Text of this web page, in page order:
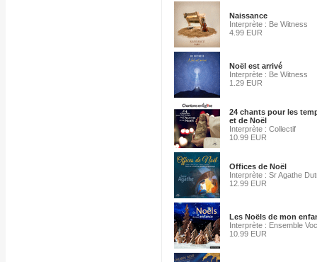
Naissance
Interprète : Be Witness
4.99 EUR
Noël est arrivé
Interprète : Be Witness
1.29 EUR
24 chants pour les
et de Noël
Interprète : Collectif
10.99 EUR
Offices de Noël
Interprète : Sr Agathe
12.99 EUR
Les Noëls de mon
Interprète : Ensemble
10.99 EUR